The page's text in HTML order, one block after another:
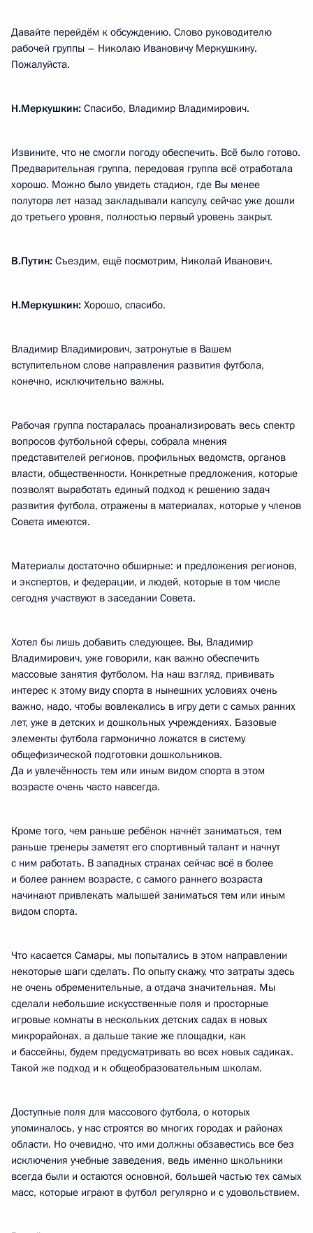
Давайте перейдём к обсуждению. Слово руководителю
рабочей группы – Николаю Ивановичу Меркушкину.
Пожалуйста.
Н.Меркушкин: Спасибо, Владимир Владимирович.
Извините, что не смогли погоду обеспечить. Всё было готово.
Предварительная группа, передовая группа всё отработала
хорошо. Можно было увидеть стадион, где Вы менее
полутора лет назад закладывали капсулу, сейчас уже дошли
до третьего уровня, полностью первый уровень закрыт.
В.Путин: Съездим, ещё посмотрим, Николай Иванович.
Н.Меркушкин: Хорошо, спасибо.
Владимир Владимирович, затронутые в Вашем
вступительном слове направления развития футбола,
конечно, исключительно важны.
Рабочая группа постаралась проанализировать весь спектр
вопросов футбольной сферы, собрала мнения
представителей регионов, профильных ведомств, органов
власти, общественности. Конкретные предложения, которые
позволят выработать единый подход к решению задач
развития футбола, отражены в материалах, которые у членов
Совета имеются.
Материалы достаточно обширные: и предложения регионов,
и экспертов, и федерации, и людей, которые в том числе
сегодня участвуют в заседании Совета.
Хотел бы лишь добавить следующее. Вы, Владимир
Владимирович, уже говорили, как важно обеспечить
массовые занятия футболом. На наш взгляд, прививать
интерес к этому виду спорта в нынешних условиях очень
важно, надо, чтобы вовлекались в игру дети с самых ранних
лет, уже в детских и дошкольных учреждениях. Базовые
элементы футбола гармонично ложатся в систему
общефизической подготовки дошкольников.
Да и увлечённость тем или иным видом спорта в этом
возрасте очень часто навсегда.
Кроме того, чем раньше ребёнок начнёт заниматься, тем
раньше тренеры заметят его спортивный талант и начнут
с ним работать. В западных странах сейчас всё в более
и более раннем возрасте, с самого раннего возраста
начинают привлекать малышей заниматься тем или иным
видом спорта.
Что касается Самары, мы попытались в этом направлении
некоторые шаги сделать. По опыту скажу, что затраты здесь
не очень обременительные, а отдача значительная. Мы
сделали небольшие искусственные поля и просторные
игровые комнаты в нескольких детских садах в новых
микрорайонах, а дальше такие же площадки, как
и бассейны, будем предусматривать во всех новых садиках.
Такой же подход и к общеобразовательным школам.
Доступные поля для массового футбола, о которых
упоминалось, у нас строятся во многих городах и районах
области. Но очевидно, что ими должны обзавестись все без
исключения учебные заведения, ведь именно школьники
всегда были и остаются основной, большей частью тех самых
масс, которые играют в футбол регулярно и с удовольствием.